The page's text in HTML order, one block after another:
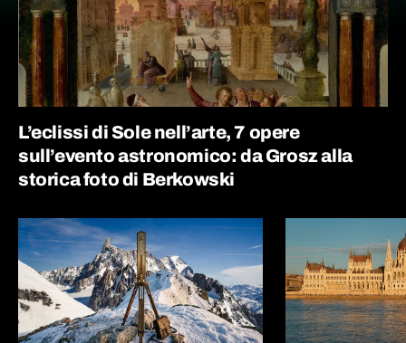
L’eclissi di Sole nell’arte, 7 opere
sull’evento astronomico: da Grosz alla
storica foto di Berkowski